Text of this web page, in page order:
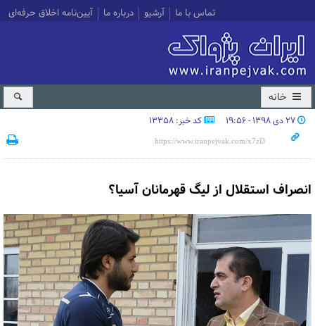
تماس با ما آرشیو درباره ما آیین‌نامه اخلاق حرفه‌ای
خانه
۲۷ دی ۱۳۹۸ - ۱۹:۵۶ کد خبر: 13358
انصراف استقلال از لیگ قهرمانان آسیا؟